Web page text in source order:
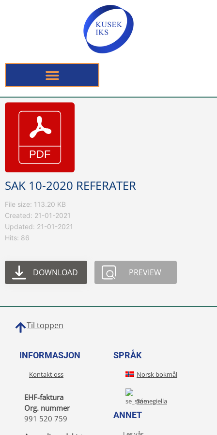
SAK 10-2020 REFERATER
File size: 113.20 KB
Created: 21-01-2021
Updated: 21-01-2021
Hits: 86
DOWNLOAD PREVIEW
Til toppen
INFORMASJON
Kontakt oss
EHF-faktura
Org. nummer
991 520 759
SPRÅK
Norsk bokmål
Sámegiella
ANNET